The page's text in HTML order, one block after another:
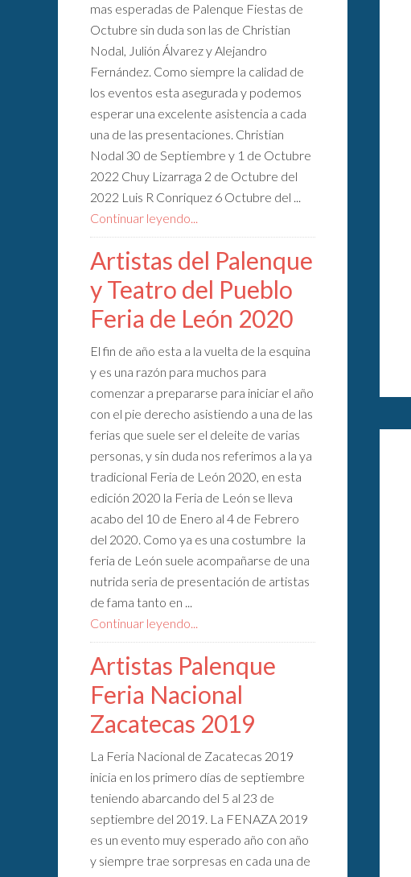
mas esperadas de Palenque Fiestas de
Octubre sin duda son las de Christian
Nodal, Julión Álvarez y Alejandro
Fernández. Como siempre la calidad de
los eventos esta asegurada y podemos
esperar una excelente asistencia a cada
una de las presentaciones. Christian
Nodal 30 de Septiembre y 1 de Octubre
2022 Chuy Lizarraga 2 de Octubre del
2022 Luis R Conriquez 6 Octubre del ...
Continuar leyendo...
Artistas del Palenque
y Teatro del Pueblo
Feria de León 2020
El fin de año esta a la vuelta de la esquina
y es una razón para muchos para
comenzar a prepararse para iniciar el año
con el pie derecho asistiendo a una de las
ferias que suele ser el deleite de varias
personas, y sin duda nos referimos a la ya
tradicional Feria de León 2020, en esta
edición 2020 la Feria de León se lleva
acabo del 10 de Enero al 4 de Febrero
del 2020. Como ya es una costumbre la
feria de León suele acompañarse de una
nutrida seria de presentación de artistas
de fama tanto en ...
Continuar leyendo...
Artistas Palenque
Feria Nacional
Zacatecas 2019
La Feria Nacional de Zacatecas 2019
inicia en los primero días de septiembre
teniendo abarcando del 5 al 23 de
septiembre del 2019. La FENAZA 2019
es un evento muy esperado año con año
y siempre trae sorpresas en cada una de